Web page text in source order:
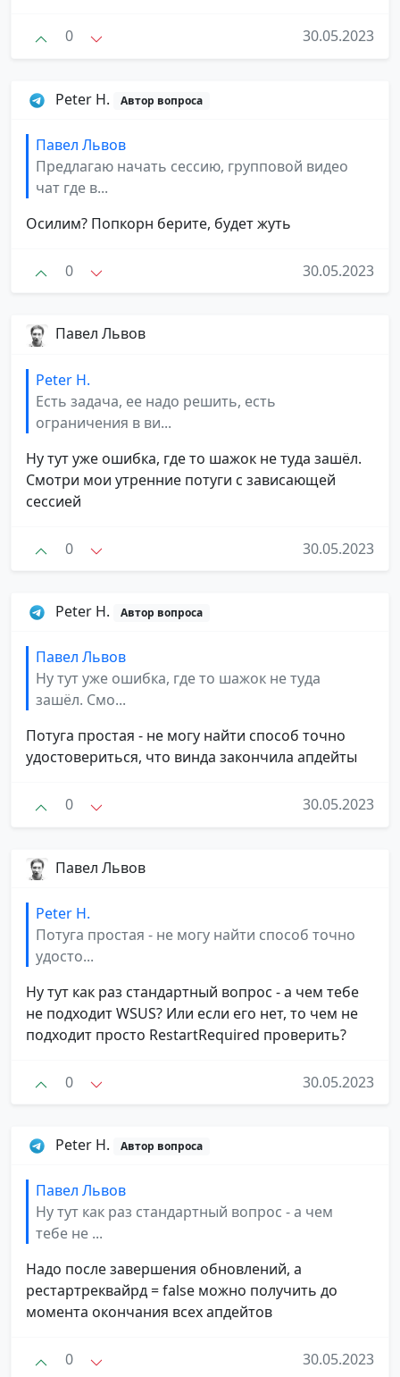
0 30.05.2023
Peter H. Автор вопроса
Павел Львов
Предлагаю начать сессию, групповой видео
чат где в...
Осилим? Попкорн берите, будет жуть
0 30.05.2023
Павел Львов
Peter H.
Есть задача, ее надо решить, есть
ограничения в ви...
Ну тут уже ошибка, где то шажок не туда зашёл.
Смотри мои утренние потуги с зависающей
сессией
0 30.05.2023
Peter H. Автор вопроса
Павел Львов
Ну тут уже ошибка, где то шажок не туда
зашёл. Смо...
Потуга простая - не могу найти способ точно
удостовериться, что винда закончила апдейты
0 30.05.2023
Павел Львов
Peter H.
Потуга простая - не могу найти способ точно
удосто...
Ну тут как раз стандартный вопрос - а чем тебе
не подходит WSUS? Или если его нет, то чем не
подходит просто RestartRequired проверить?
0 30.05.2023
Peter H. Автор вопроса
Павел Львов
Ну тут как раз стандартный вопрос - а чем
тебе не ...
Надо после завершения обновлений, а
рестартреквайрд = false можно получить до
момента окончания всех апдейтов
0 30.05.2023